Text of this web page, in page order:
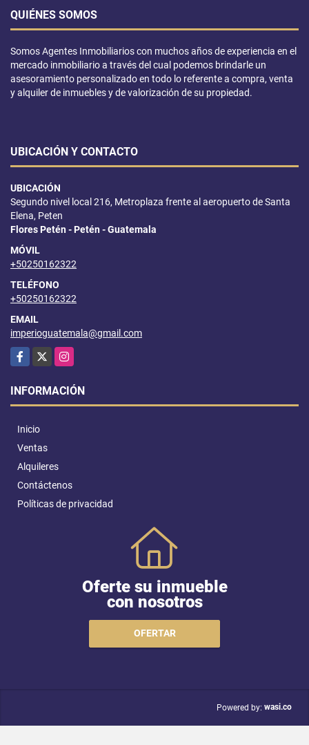
QUIÉNES SOMOS
Somos Agentes Inmobiliarios con muchos años de experiencia en el
mercado inmobiliario a través del cual podemos brindarle un
asesoramiento personalizado en todo lo referente a compra, venta
y alquiler de inmuebles y de valorización de su propiedad.
UBICACIÓN Y CONTACTO
UBICACIÓN
Segundo nivel local 216, Metroplaza frente al aeropuerto de Santa
Elena, Peten
Flores Petén - Petén - Guatemala
MÓVIL
+50250162322
TELÉFONO
+50250162322
EMAIL
imperioguatemala@gmail.com
Facebook
X Instagram
INFORMACIÓN
Inicio
Ventas
Alquileres
Contáctenos
Políticas de privacidad
Oferte su inmueble
con nosotros
OFERTAR
Powered by: wasi.co